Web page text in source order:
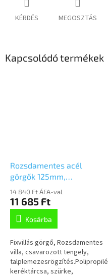
KÉRDÉS MEGOSZTÁS
Kapcsolódó termékek
Rozsdamentes acél
görgők 125mm,
fix,Talplemezzel,
7478PJO125P50
14 840 Ft ÁFA-val
11 685 Ft
Kosárba
Fixvillás görgő, Rozsdamentes
villa, csavarozott tengely,
talplemezesrögzítés.Polipropilén
keréktárcsa, szürke,